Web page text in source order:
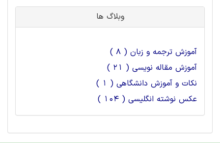
وبلاگ ها
آموزش ترجمه و زبان ( 8 )
آموزش مقاله نویسی ( 21 )
نکات و آموزش دانشگاهی ( 1 )
عکس نوشته انگلیسی ( 104 )